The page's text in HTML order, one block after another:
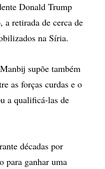
Donald Trump
a retirada de cerca de
na Síria.
supõe também
as forças curdas e o
a qualificá-las de
décadas por
para ganhar uma